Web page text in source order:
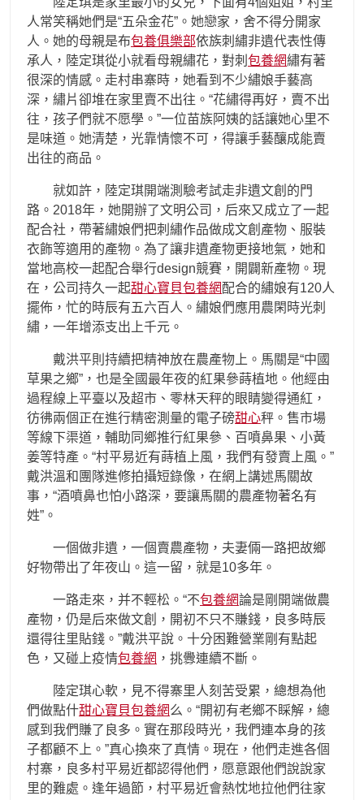
人常笑稱她們是“五朵金花”。她戀家，舍不得分開家
人。她的母親是布包養俱樂部依族刺繡非遺代表性傳
承人，陸定琪從小就看母親繡花，對刺 包養網繡有著
很深的情感。走村串寨時，她看到不少繡娘手藝高
深，繡片卻堆在家里賣不出往。“花繡得再好，賣不出
往，孩子們就不愿學。”一位苗族阿姨的話讓她心里不
是味道。她清楚，光靠情懷不可，得讓手藝釀成能賣
出往的商品。
就如許，陸定琪開端測驗考試走非遺文創的門
路。2018年，她開辦了文明公司，后來又成立了一起
配合社，帶著繡娘們把刺繡作品做成文創產物、服裝
衣飾等適用的產物。為了讓非遺產物更接地氣，她和
當地高校一起配合舉行design競賽，開闢新產物。現
在，公司持久一起甜心寶貝包養網配合的繡娘有120人
擺佈，忙的時辰有五六百人。繡娘們應用農閑時光刺
繡，一年增添支出上千元。
戴洪平則持續把精神放在農產物上。馬關是“中國
草果之鄉”，也是全國最年夜的紅果參蒔植地。他經由
過程線上平臺以及超市、零林天秤的眼睛變得通紅，
彷彿兩個正在進行精密測量的電子磅甜心秤。售市場
等線下渠道，輔助同鄉推行紅果參、百噴鼻果、小黃
姜等特產。“村平易近有蒔植上風，我們有發賣上風。”
戴洪溫和團隊進修拍攝短錄像，在網上講述馬關故
事，“酒噴鼻也怕小路深，要讓馬關的農產物著名有
姓”。
一個做非遺，一個賣農產物，夫妻倆一路把故鄉
好物帶出了年夜山。這一留，就是10多年。
一路走來，并不輕松。“不包養網論是剛開端做農
產物，仍是后來做文創，開初不只不賺錢，良多時辰
還得往里貼錢。”戴洪平說。十分困難營業剛有點起
色，又碰上疫情包養網 ，挑釁連續不斷。
陸定琪心軟，見不得寨里人刻苦受累，總想為他
們做點什甜心寶貝包養網么。“開初有老鄉不睬解，總
感到我們賺了良多。實在那段時光，我們連本身的孩
子都顧不上。”真心換來了真情。現在，他們走進各個
村寨，良多村平易近都認得他們，愿意跟他們說說家
里的難處。逢年過節，村平易近會熱忱地拉他們往家